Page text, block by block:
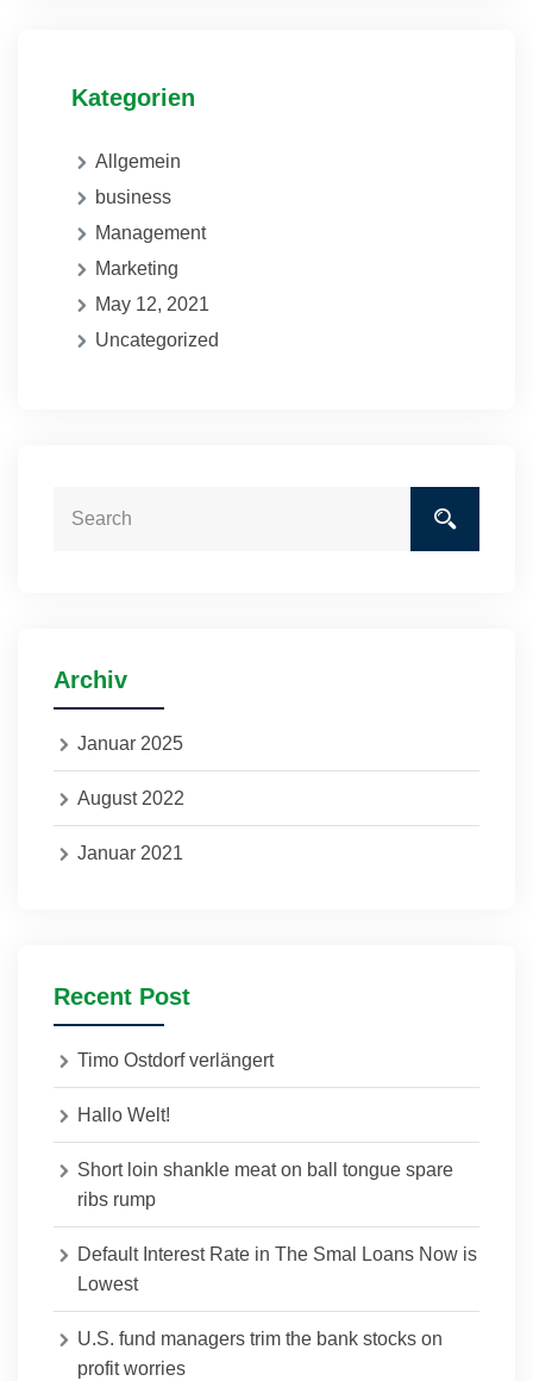
Kategorien
Allgemein
business
Management
Marketing
May 12, 2021
Uncategorized
Archiv
Januar 2025
August 2022
Januar 2021
Recent Post
Timo Ostdorf verlängert
Hallo Welt!
Short loin shankle meat on ball tongue spare
ribs rump
Default Interest Rate in The Smal Loans Now is
Lowest
U.S. fund managers trim the bank stocks on
profit worries